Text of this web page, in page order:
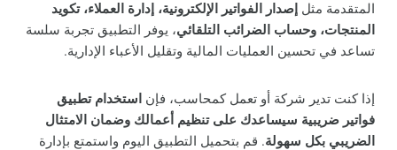
المتقدمة مثل إصدار الفواتير الإلكترونية، إدارة العملاء، تكويد
المنتجات، وحساب الضرائب التلقائي، يوفر التطبيق تجربة سلسة
تساعد في تحسين العمليات المالية وتقليل الأعباء الإدارية.
إذا كنت تدير شركة أو تعمل كمحاسب، فإن استخدام تطبيق
فواتير ضريبية سيساعدك على تنظيم أعمالك وضمان الامتثال
الضريبي بكل سهولة. قم بتحميل التطبيق اليوم واستمتع بإدارة